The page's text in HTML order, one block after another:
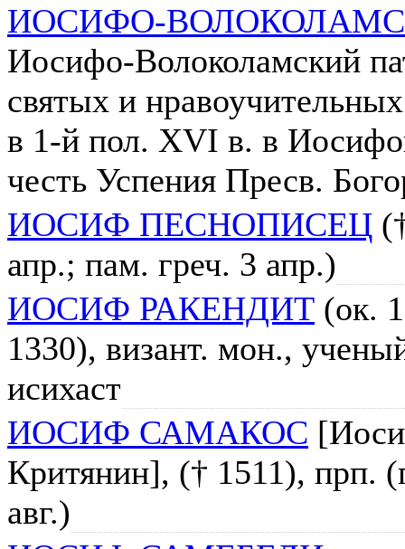
ИОСИФО-
Иосифо-Волоколамский
святых и
в 1-й пол. XVI в. в
честь Успения Пресв.
ИОСИФ ПЕСНОПИСЕЦ
апр.; пам. греч. 3 апр.)
ИОСИФ РАКЕНДИТ (ок.
1330), визант. мон.,
исихаст
ИОСИФ САМАКОС
Критянин], († 1511), прп.
авг.)